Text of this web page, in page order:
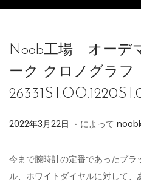
Noob工場 オーデ
ーク クロノグラフ
投
日
2022年3月22日 2
2
4
. によって
今まで腕時計の定番であったブ
ル、ホワイトダイヤルに対して、